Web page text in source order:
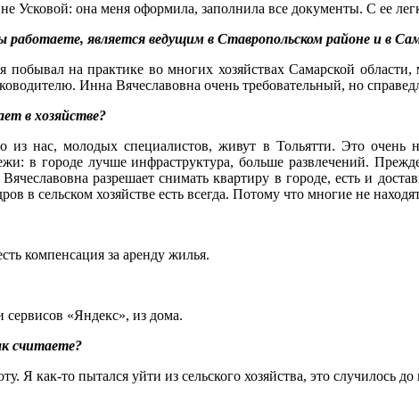
Усковой: она меня оформила, заполнила все документы. С ее
является ведущим в Ставропольском районе и в
побывал на практике во многих хозяйствах Самарской
Инна Вячеславовна очень требовательный, но
в хозяйстве?
нас, молодых специалистов, живут в Тольятти. Это очень
в городе лучше инфраструктура, больше развлечений.
разрешает снимать квартиру в городе, есть и
в сельском хозяйстве есть всегда. Потому что многие не
компенсация за аренду жилья.
сервисов «Яндекс», из дома.
считаете?
Я как-то пытался уйти из сельского хозяйства, это случилось